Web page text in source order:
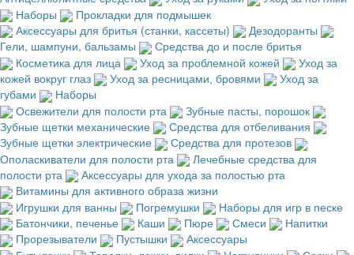
Наборы
Прокладки для подмышек
Аксессуары для бритья (станки, кассеты)
Дезодоранты
Гели, шампуни, бальзамы
Средства до и после бритья
Косметика для лица
Уход за проблемной кожей
Уход за
кожей вокруг глаз
Уход за ресницами, бровями
Уход за
губами
Наборы
Освежители для полости рта
Зубные пасты, порошок
Зубные щетки механические
Средства для отбеливания
Зубные щетки электрические
Средства для протезов
Ополаскиватели для полости рта
Лечебные средства для
полости рта
Аксессуары для ухода за полостью рта
Витамины для активного образа жизни
Игрушки для ванны
Погремушки
Наборы для игр в песке
Батончики, печенье
Каши Пюре Смеси
Напитки
Прорезыватели
Пустышки
Аксессуары